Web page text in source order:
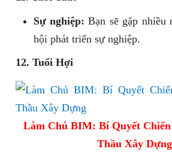
Sự nghiệp: Bạn sẽ gặp nhiều
hội phát triển sự nghiệp.
12. Tuổi Hợi
Làm Chủ BIM: Bí Quyết
Thầu Xây Dựng